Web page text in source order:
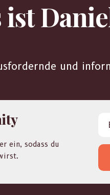
ist
und
ein, sodass du